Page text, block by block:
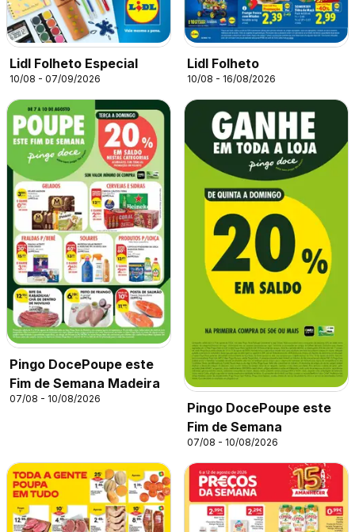
Lidl Folheto Especial
10/08 - 07/09/2026
Lidl Folheto
10/08 - 16/08/2026
Pingo DocePoupe este
Fim de Semana Madeira
07/08 - 10/08/2026
Pingo DocePoupe este
Fim de Semana
07/08 - 10/08/2026